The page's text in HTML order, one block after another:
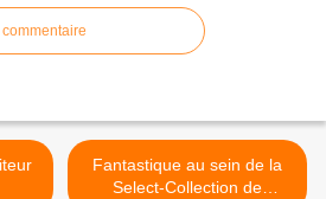
Fantastique au sein de la
Select-Collection de